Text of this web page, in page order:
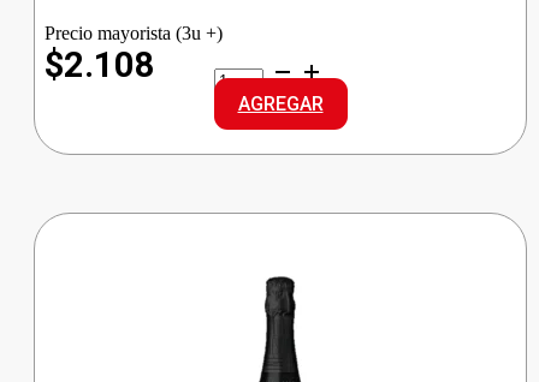
Precio mayorista (3u +)
$2.108
CABARCENO
VINO
ROSADO
DCE
cantidad
AGREGAR